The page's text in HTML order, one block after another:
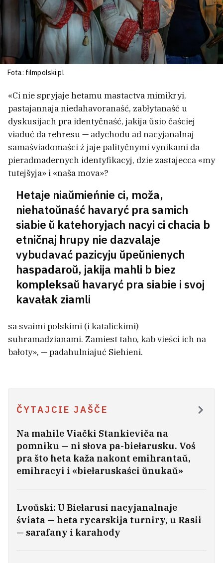
Fota: filmpolski.pl
«Ci nie spryjaje hetamu mastactva mimikryi,
pastajannaja niedahavoranaść, zabłytanaść u
dyskusijach pra identyčnaść, jakija ŭsio čaściej
viaduć da rehresu — adychodu ad nacyjanalnaj
samaśviadomaści ź jaje palityčnymi vynikami da
pieradmadernych identyfikacyj, dzie zastajecca «my
tutejšyja» i «naša mova»?
Hetaje niaŭmieńnie ci, moža,
niehatoŭnaść havaryć pra samich
siabie ŭ katehoryjach nacyi ci chacia b
etničnaj hrupy nie dazvalaje
vybudavać pazicyju ŭpeŭnienych
haspadaroŭ, jakija mahli b biez
kompleksaŭ havaryć pra siabie i svoj
kavałak ziamli
sa svaimi polskimi (i katalickimi)
suhramadzianami. Zamiest taho, kab vieści ich na
bałoty», — padahulniajuć Siehieni.
ČYTAJCIE JAŠČE
Na mahile Viački Stankieviča na
pomniku — ni słova pa-biełarusku. Voś
pra što heta kaža nakont emihrantaŭ,
emihracyi i «biełaruskaści ŭnukaŭ»
Lvoŭski: U Biełarusi nacyjanalnaje
śviata — heta rycarskija turniry, u Rasii
— sarafany i karahody